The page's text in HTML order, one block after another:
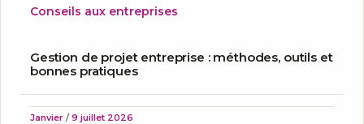
Conseils aux entreprises
Gestion de projet entreprise : méthodes, outils et
bonnes pratiques
Janvier /9 juillet 2026